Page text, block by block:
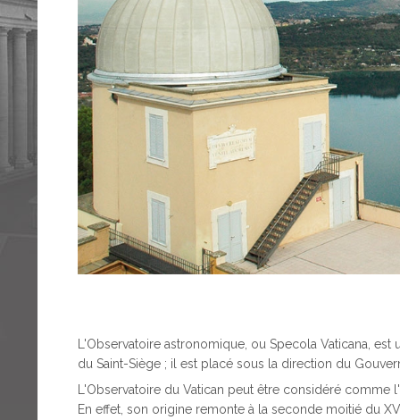
L'Observatoire astronomique, ou Specola Vaticana,
du Saint-Siège ; il est placé sous la direction du
L'Observatoire du Vatican peut être considéré
En effet, son origine remonte à la seconde moitié du